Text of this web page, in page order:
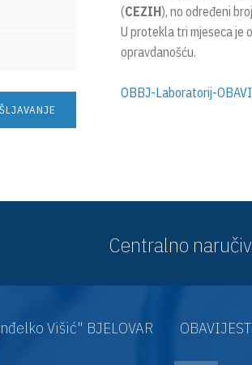
(CEZIH), no određeni
U protekla tri mjeseca je
opravdanošću.
OBBJ-Laboratorij-
Centralno
Višić" BJELOVAR